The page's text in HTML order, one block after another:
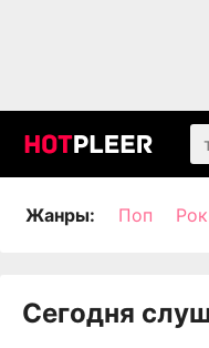
Жанры: Поп Рок
Сегодня